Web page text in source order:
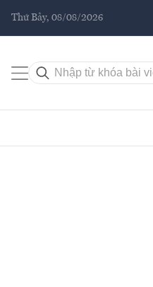
Thứ Bảy, 08/08/2026